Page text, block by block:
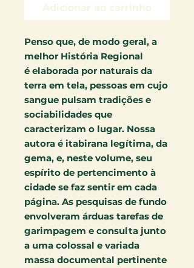
Adicionar ao carrinho
Penso que, de modo geral, a
melhor História Regional
é elaborada por naturais da
terra em tela, pessoas em cujo
sangue pulsam tradições e
sociabilidades que
caracterizam o lugar. Nossa
autora é itabirana legítima, da
gema, e, neste volume, seu
espírito de pertencimento à
cidade se faz sentir em cada
página. As pesquisas de fundo
envolveram árduas tarefas de
garimpagem e consulta junto
a uma colossal e variada
massa documental pertinente